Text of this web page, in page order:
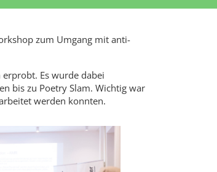
zum Umgang mit anti-
Es wurde dabei
bis zu Poetry Slam. Wichtig war
werden konnten.